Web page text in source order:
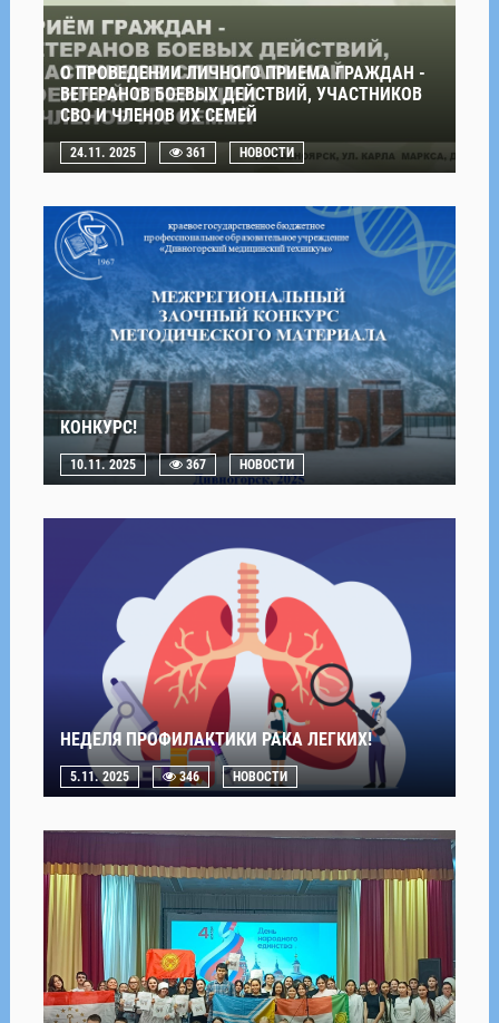
О ПРОВЕДЕНИИ ЛИЧНОГО ПРИЕМА ГРАЖДАН -
ВЕТЕРАНОВ БОЕВЫХ ДЕЙСТВИЙ, УЧАСТНИКОВ
СВО И ЧЛЕНОВ ИХ СЕМЕЙ
24.11. 2025 361 НОВОСТИ
КОНКУРС!
10.11. 2025 367 НОВОСТИ
НЕДЕЛЯ ПРОФИЛАКТИКИ РАКА ЛЕГКИХ!
5.11. 2025 346 НОВОСТИ